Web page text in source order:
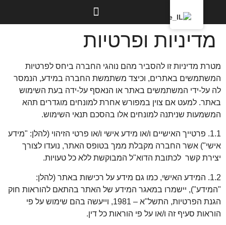
מדיניות ופרטיות
מטרת מדיניות זו להסביר מהם נוהגי החברה ביחס לפרטיות
המשתמשים באתרים, וכיצד משתמשת החברה במידע, הנמסר
לה על-ידי המשתמשים באתר או הנאסף על-ידה בעת השימוש
באתר. למעט אם צוין במפורש אחרת למונחים מוגדרים תהא
המשמעות שניתנה למונחים אלו בהסכם תנאי השימוש.
1.1. פרטייך האישיים ו/או מידע אישי ו/או פרטי הזיהוי (להלן: "מידע
אישי") אשר החברה מקבלת ממך בטופס האתר, נועדו לצורך
יצירת קשר לכתובת הדוא"ל המבוקשת ללא כל טעויות.
1.2. המידע האישי, כמו גם מידע על רכישות באתר (להלן:
"המידע"), יישמרו במאגר המידע של האתר בהתאם להוראות חוק
הגנת הפרטיות, התשל"א – 1981, וייעשה בהם שימוש על פי
הוראות סעיף זה ו/או על פי הוראות כל דין.